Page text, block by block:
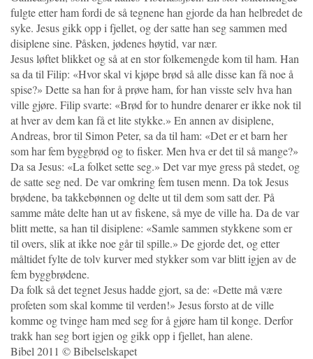
fulgte etter ham fordi de så tegnene han gjorde da han helbredet de
syke. Jesus gikk opp i fjellet, og der satte han seg sammen med
disiplene sine. Påsken, jødenes høytid, var nær.
Jesus løftet blikket og så at en stor folkemengde kom til ham. Han
sa da til Filip: «Hvor skal vi kjøpe brød så alle disse kan få noe å
spise?» Dette sa han for å prøve ham, for han visste selv hva han
ville gjøre. Filip svarte: «Brød for to hundre denarer er ikke nok til
at hver av dem kan få et lite stykke.» En annen av disiplene,
Andreas, bror til Simon Peter, sa da til ham: «Det er et barn her
som har fem byggbrød og to fisker. Men hva er det til så mange?»
Da sa Jesus: «La folket sette seg.» Det var mye gress på stedet, og
de satte seg ned. De var omkring fem tusen menn. Da tok Jesus
brødene, ba takkebønnen og delte ut til dem som satt der. På
samme måte delte han ut av fiskene, så mye de ville ha. Da de var
blitt mette, sa han til disiplene: «Samle sammen stykkene som er
til overs, slik at ikke noe går til spille.» De gjorde det, og etter
måltidet fylte de tolv kurver med stykker som var blitt igjen av de
fem byggbrødene.
Da folk så det tegnet Jesus hadde gjort, sa de: «Dette må være
profeten som skal komme til verden!» Jesus forsto at de ville
komme og tvinge ham med seg for å gjøre ham til konge. Derfor
trakk han seg bort igjen og gikk opp i fjellet, han alene.
Bibel 2011 © Bibelselskapet